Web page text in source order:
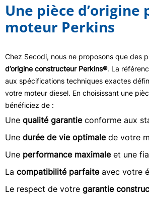
Une pièce d’origine
moteur Perkins
Chez Secodi, nous ne proposons que des
d’origine constructeur Perkins®. La
aux spécifications techniques exactes
votre moteur diesel. En choisissant une
bénéficiez de :
Une qualité garantieconforme aux
Une durée de vie optimalede votre
Une performance maximaleet une
La compatibilité parfaiteavec votre
Le respect de votre garantie